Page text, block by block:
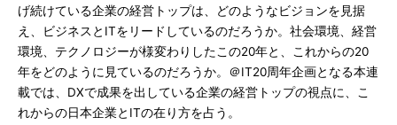
げ続けている企業の経営トップは、どのようなビジョンを見据
え、ビジネスとITをリードしているのだろうか。社会環境、経営
環境、テクノロジーが様変わりしたこの20年と、これからの20
年をどのように見ているのだろうか。＠IT20周年企画となる本連
載では、DXで成果を出している企業の経営トップの視点に、こ
れからの日本企業とITの在り方を占う。